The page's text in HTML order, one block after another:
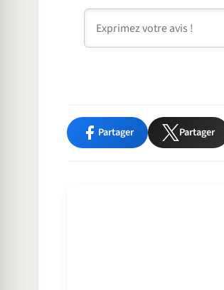
Partager Partager